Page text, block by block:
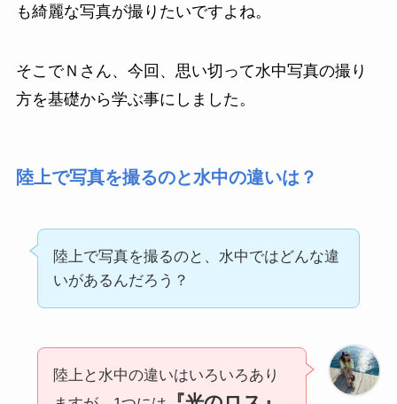
も綺麗な写真が撮りたいですよね。
そこでＮさん、今回、思い切って水中写真の撮り
方を基礎から学ぶ事にしました。
陸上で写真を撮るのと水中の違いは？
陸上で写真を撮るのと、水中ではどんな違
いがあるんだろう？
陸上と水中の違いはいろいろあり